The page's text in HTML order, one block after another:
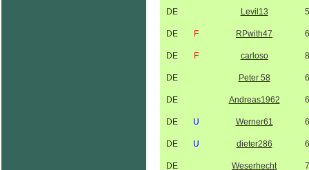
DE Levil13
DE F RPwith47
DE F carloso
DE Peter 58
DE Andreas1962
DE U Werner61
DE U dieter286
DE Weserhecht